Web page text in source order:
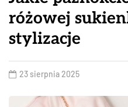
różowej
stylizacje
23 sierpnia 2025